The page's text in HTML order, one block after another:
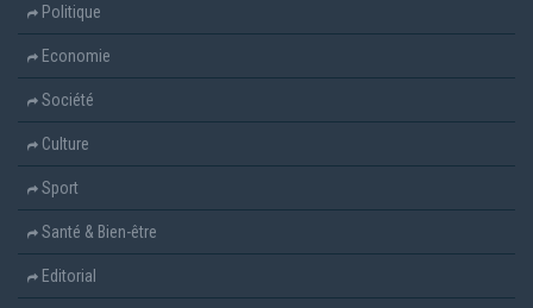
Politique
Economie
Société
Culture
Sport
Santé & Bien-être
Editorial